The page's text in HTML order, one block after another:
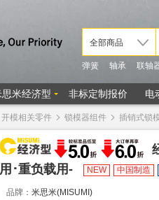
开模相关零件 锁模器组件 插销式锁
用･重负载用-
NEW 中国制造
品牌： 米思米(MISUMI)